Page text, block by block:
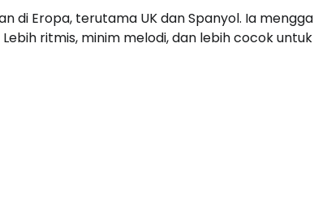
di Eropa, terutama UK dan Spanyol. Ia
Lebih ritmis, minim melodi, dan lebih cocok